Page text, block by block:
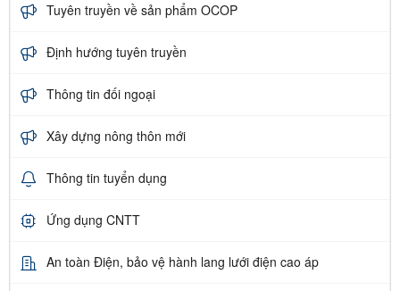
Tuyên truyền về sản phẩm OCOP
Định hướng tuyên truyền
Thông tin đối ngoại
Xây dựng nông thôn mới
Thông tin tuyển dụng
Ứng dụng CNTT
An toàn Điện, bảo vệ hành lang lưới điện cao áp